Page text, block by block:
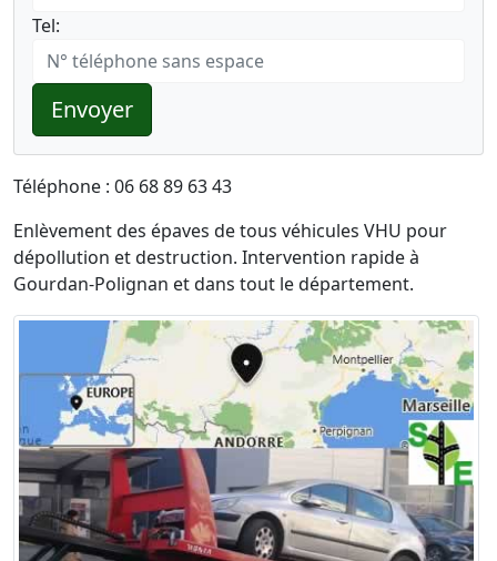
Tel:
Envoyer
Téléphone : 06 68 89 63 43
Enlèvement des épaves de tous véhicules VHU pour
dépollution et destruction. Intervention rapide à
Gourdan-Polignan et dans tout le département.